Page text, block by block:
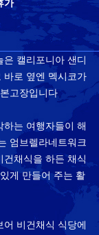
가
캘리포니아 샌디
바로 옆엔 멕시코가
고장입니다
는 여행자들이 해
엄브렐라네트워크
채식을 하든 채식
게 만들어 주는 활
비건채식 식당에